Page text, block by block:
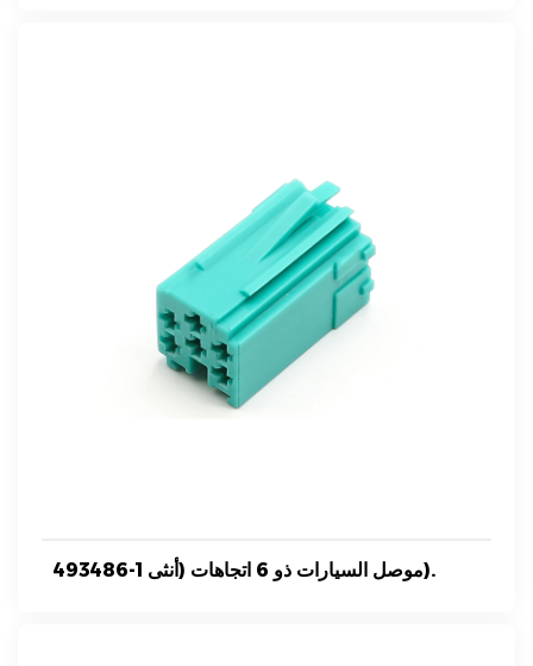
493486-1 موصل السيارات ذو 6 اتجاهات (أنثى).